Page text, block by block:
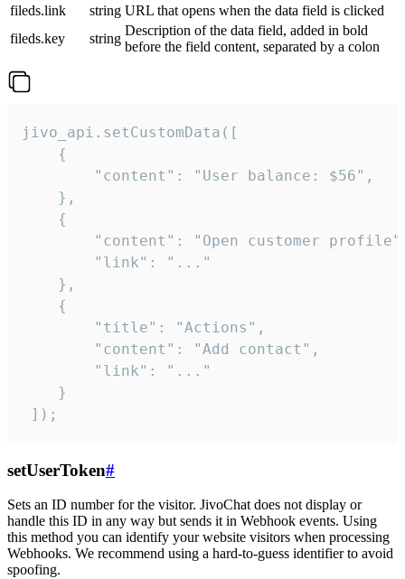
fileds.link
string URL that opens when the data field is clicked
fileds.key
string
Description of the data field, added in bold
before the field content, separated by a colon
jivo_api.setCustomData([
    {
        "content": "User balance: $56",
    },
    {
"content": "Open customer
        "link": "..."
    },
    {
        "title": "Actions",
        "content": "Add contact",
        "link": "..."
    }
]);
setUserToken#
Sets an ID number for the visitor. JivoChat does not display or
handle this ID in any way but sends it in Webhook events. Using
this method you can identify your website visitors when processing
Webhooks. We recommend using a hard-to-guess identifier to avoid
spoofing.